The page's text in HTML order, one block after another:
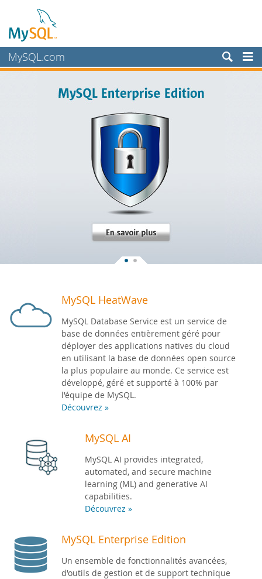
MySQL.com
Nouveautés & Evénements
Zone Développeurs
MySQL HeatWave
MySQL Database Service est un service de
base de données entièrement géré pour
déployer des applications natives du cloud
en utilisant la base de données open source
la plus populaire au monde. Ce service est
développé, géré et supporté à 100% par
l'équipe de MySQL.
Découvrez »
MySQL AI
MySQL AI provides integrated,
automated, and secure machine
learning (ML) and generative AI
capabilities.
Découvrez »
MySQL Enterprise Edition
Un ensemble de fonctionnalités avancées,
d'outils de gestion et de support technique